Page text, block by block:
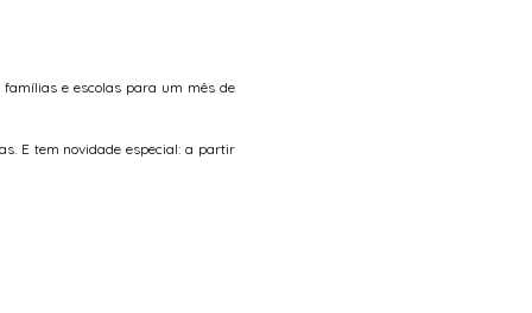
e escolas para um mês de
E tem novidade especial: a partir